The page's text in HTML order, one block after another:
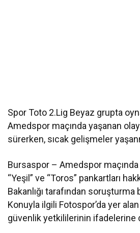
Spor Toto 2.Lig Beyaz grupta
Amedspor maçında yaşanan
sürerken, sıcak gelişmeler
Bursaspor – Amedspor
“Yeşil” ve “Toros” pankartları
Bakanlığı tarafından soruşturma
Konuyla ilgili Fotospor’da yer
güvenlik yetkililerinin ifadelerine